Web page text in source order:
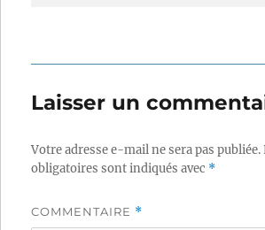
Laisser un
Votre adresse e-mail ne sera pas publiée.
obligatoires sont indiqués avec *
COMMENTAIRE *